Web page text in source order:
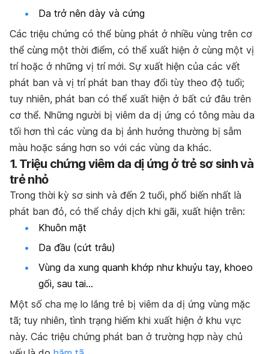
Da trở nên dày và cứng
Các triệu chứng có thể bùng phát ở nhiều vùng trên cơ
thể cùng một thời điểm, có thể xuất hiện ở cùng một vị
trí hoặc ở những vị trí mới. Sự xuất hiện của các vết
phát ban và vị trí phát ban thay đổi tùy theo độ tuổi;
tuy nhiên, phát ban có thể xuất hiện ở bất cứ đâu trên
cơ thể. Những người bị viêm da dị ứng có tông màu da
tối hơn thì các vùng da bị ảnh hưởng thường bị sẫm
màu hoặc sáng hơn so với các vùng da khác.
1. Triệu chứng viêm da dị ứng ở trẻ sơ sinh và
trẻ nhỏ
Trong thời kỳ sơ sinh và đến 2 tuổi, phổ biến nhất là
phát ban đỏ, có thể chảy dịch khi gãi, xuất hiện trên:
Khuôn mặt
Da đầu (cứt trâu)
Vùng da xung quanh khớp như khuỷu tay, khoeo
gối, sau tai…
Một số cha mẹ lo lắng trẻ bị viêm da dị ứng vùng mặc
tã; tuy nhiên, tình trạng hiếm khi xuất hiện ở khu vực
này. Các triệu chứng phát ban ở trường hợp này chủ